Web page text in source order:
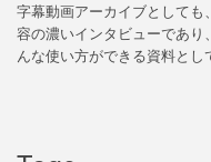
字幕動画アーカイブとしても
容の濃いインタビューであり
んな使い方ができる資料とし